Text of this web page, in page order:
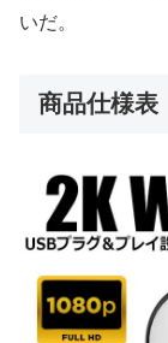
いだ。
商品仕様表